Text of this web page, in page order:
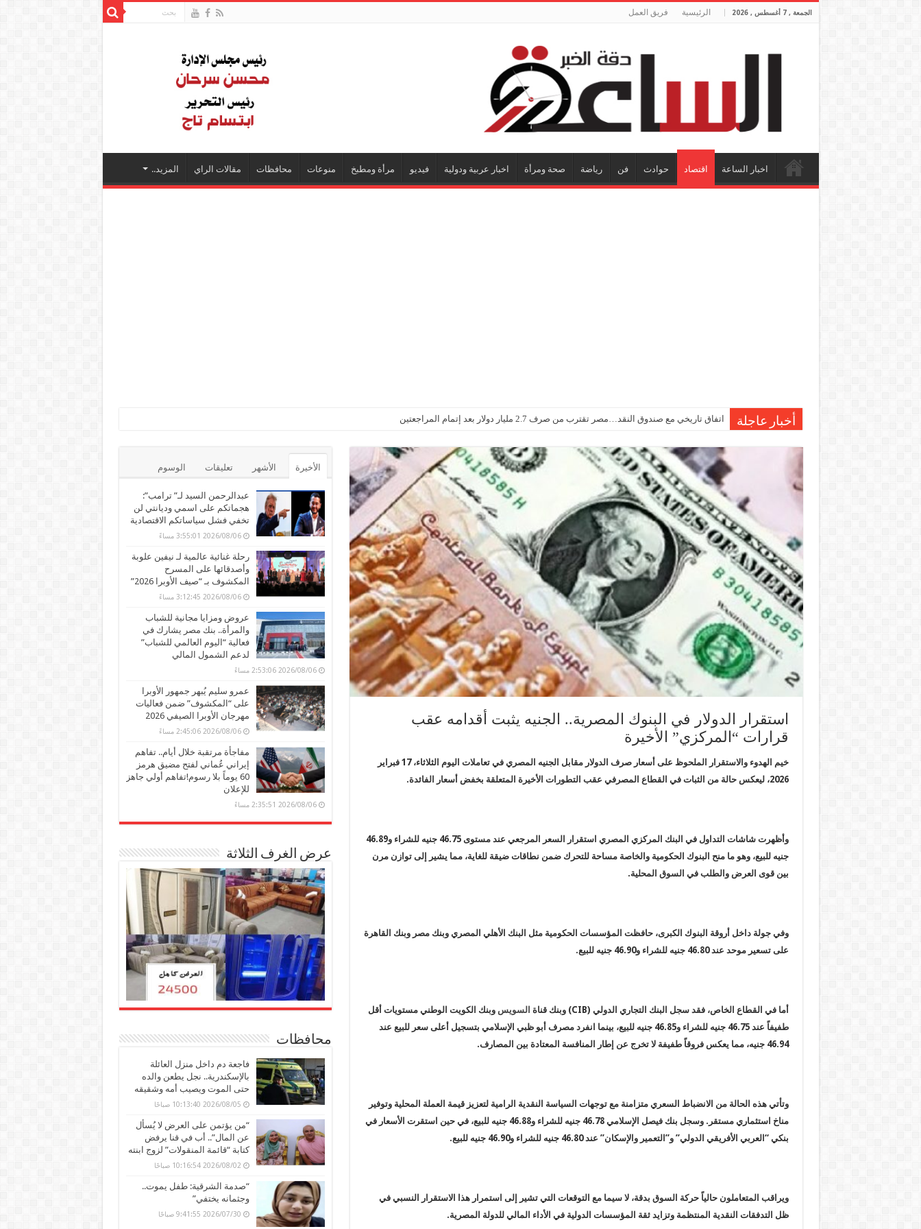
الجمعة , 7 أغسطس , 2026 الرئيسية فريق العمل
اخبار الساعة اقتصاد حوادث فن رياضة صحة ومرأة اخبار عربية ودولية فيديو مرأة ومطبخ منوعات محافظات مقالات الراي المزيد..
أخبار عاجلة اتفاق تاريخي مع صندوق النقد…مصر تقترب من صرف 2.7 مليار دولار بعد إتمام المراجعتين
استقرار الدولار في البنوك المصرية.. الجنيه يثبت أقدامه عقب
قرارات “المركزي” الأخيرة
خيم الهدوء والاستقرار الملحوظ على أسعار صرف الدولار مقابل الجنيه المصري في تعاملات اليوم الثلاثاء، 17 فبراير
2026، ليعكس حالة من الثبات في القطاع المصرفي عقب التطورات الأخيرة المتعلقة بخفض أسعار الفائدة.
وأظهرت شاشات التداول في البنك المركزي المصري استقرار السعر المرجعي عند مستوى 46.75 جنيه للشراء و46.89
جنيه للبيع، وهو ما منح البنوك الحكومية والخاصة مساحة للتحرك ضمن نطاقات ضيقة للغاية، مما يشير إلى توازن مرن
بين قوى العرض والطلب في السوق المحلية.
وفي جولة داخل أروقة البنوك الكبرى، حافظت المؤسسات الحكومية مثل البنك الأهلي المصري وبنك مصر وبنك القاهرة
على تسعير موحد عند 46.80 جنيه للشراء و46.90 جنيه للبيع.
أما في القطاع الخاص، فقد سجل البنك التجاري الدولي (CIB) وبنك قناة السويس وبنك الكويت الوطني مستويات أقل
طفيفاً عند 46.75 جنيه للشراء و46.85 جنيه للبيع، بينما انفرد مصرف أبو ظبي الإسلامي بتسجيل أعلى سعر للبيع عند
46.94 جنيه، مما يعكس فروقاً طفيفة لا تخرج عن إطار المنافسة المعتادة بين المصارف.
وتأتي هذه الحالة من الانضباط السعري متزامنة مع توجهات السياسة النقدية الرامية لتعزيز قيمة العملة المحلية وتوفير
مناخ استثماري مستقر. وسجل بنك فيصل الإسلامي 46.78 جنيه للشراء و46.88 جنيه للبيع، في حين استقرت الأسعار في
بنكي “العربي الأفريقي الدولي” و”التعمير والإسكان” عند 46.80 جنيه للشراء و46.90 جنيه للبيع.
ويراقب المتعاملون حالياً حركة السوق بدقة، لا سيما مع التوقعات التي تشير إلى استمرار هذا الاستقرار النسبي في
ظل التدفقات النقدية المنتظمة وتزايد ثقة المؤسسات الدولية في الأداء المالي للدولة المصرية.
الأخيرة الأشهر تعليقات الوسوم
عبدالرحمن السيد لـ” ترامب”:
هجماتكم على اسمي وديانتي لن
تخفي فشل سياساتكم الاقتصادية
2026/08/06 3:55:01 مساءً
رحلة غنائية عالمية لـ نيفين علوبة
وأصدقائها على المسرح
المكشوف بـ “صيف الأوبرا 2026”
2026/08/06 3:12:45 مساءً
عروض ومزايا مجانية للشباب
والمرأة.. بنك مصر يشارك في
فعالية “اليوم العالمي للشباب”
لدعم الشمول المالي
2026/08/06 2:53:06 مساءً
عمرو سليم يُبهر جمهور الأوبرا
على “المكشوف” ضمن فعاليات
مهرجان الأوبرا الصيفي 2026
2026/08/06 2:45:06 مساءً
مفاجأة مرتقبة خلال أيام.. تفاهم
إيراني عُماني لفتح مضيق هرمز
60 يوماً بلا رسوم!تفاهم أولي جاهز
للإعلان
2026/08/06 2:35:51 مساءً
عرض الغرف الثلاثة
محافظات
فاجعة دم داخل منزل العائلة
بالإسكندرية.. نجل يطعن والده
حتى الموت ويصيب أمه وشقيقه
2026/08/05 10:13:40 صباحًا
“من يؤتمن على العرض لا يُسأل
عن المال”.. أب في قنا يرفض
كتابة “قائمة المنقولات” لزوج ابنته
2026/08/02 10:16:54 صباحًا
“صدمة الشرقية: طفل يموت..
وجثمانه يختفي”
2026/07/30 9:41:55 صباحًا